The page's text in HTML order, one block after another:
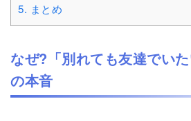
5. まとめ
なぜ?「別れても友達でい
の本音